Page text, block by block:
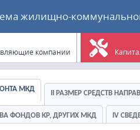
жилищно-
компании
МКД
II РАЗМЕР СРЕДСТВ
ФОНДОВ КР, ДРУГИХ МКД IV